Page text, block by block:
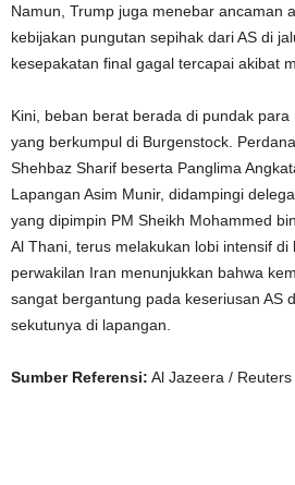
Namun, Trump juga menebar ancaman
kebijakan pungutan sepihak dari AS di
kesepakatan final gagal tercapai akibat
Kini, beban berat berada di pundak
yang berkumpul di Burgenstock.
Shehbaz Sharif beserta Panglima
Lapangan Asim Munir, didampingi
yang dipimpin PM Sheikh Mohammed
Al Thani, terus melakukan lobi intensif di
perwakilan Iran menunjukkan bahwa
sangat bergantung pada keseriusan AS
sekutunya di lapangan.
Sumber Referensi: Al Jazeera / Reuters